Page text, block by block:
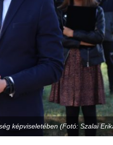
képviseletében (Fotó: Szalai